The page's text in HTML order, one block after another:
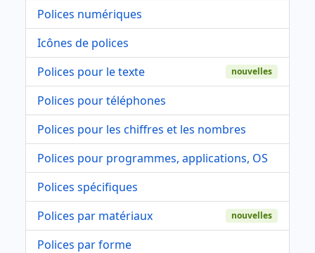
Polices numériques
Icônes de polices
Polices pour le texte
nouvelles
Polices pour téléphones
Polices pour les chiffres et les nombres
Polices pour programmes, applications, OS
Polices spécifiques
Polices par matériaux
nouvelles
Polices par forme